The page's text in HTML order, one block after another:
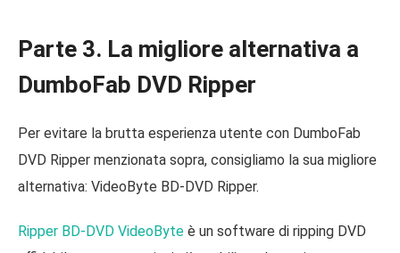
Parte 3. La migliore alternativa a
DumboFab DVD Ripper
Per evitare la brutta esperienza utente con DumboFab
DVD Ripper menzionata sopra, consigliamo la sua migliore
alternativa: VideoByte BD-DVD Ripper.
Ripper BD-DVD VideoByte è un software di ripping DVD